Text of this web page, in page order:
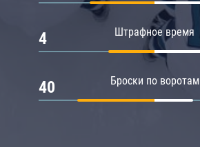
Штрафное время
4
Броски по воротам
40